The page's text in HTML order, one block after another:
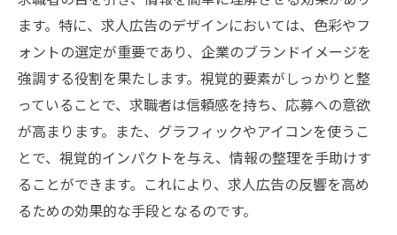
ます。特に、求人広告のデザインにおいては、色彩やフ
ォントの選定が重要であり、企業のブランドイメージを
強調する役割を果たします。視覚的要素がしっかりと整
っていることで、求職者は信頼感を持ち、応募への意欲
が高まります。また、グラフィックやアイコンを使うこ
とで、視覚的インパクトを与え、情報の整理を手助けす
ることができます。これにより、求人広告の反響を高め
るための効果的な手段となるのです。